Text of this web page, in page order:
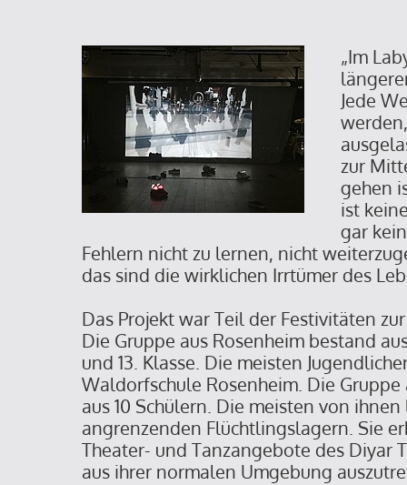
„Im
Jede
zur
gehen
ist
gar
Fehlern nicht zu lernen, nicht
das sind die wirklichen Irrtümer des
Das Projekt war Teil der Festivitäten
Die Gruppe aus Rosenheim bestand
und 13. Klasse. Die meisten
Waldorfschule Rosenheim. Die
aus 10 Schülern. Die meisten von
angrenzenden Flüchtlingslagern. Sie
Theater- und Tanzangebote des Diyar
aus ihrer normalen Umgebung